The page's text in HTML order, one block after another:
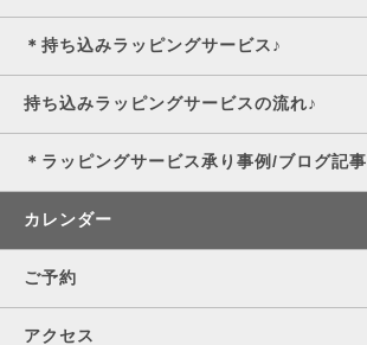
＊持ち込みラッピングサービス♪
持ち込みラッピングサービスの流れ♪
＊ラッピングサービス承り事例/ブログ記事
カレンダー
ご予約
アクセス